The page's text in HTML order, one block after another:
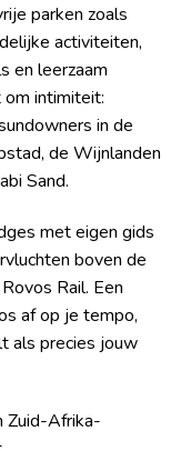
parken zoals
activiteiten,
en leerzaam
om intimiteit:
in de
de Wijnlanden
Sand.
met eigen gids
boven de
Rail. Een
af op je tempo,
als precies jouw
Zuid-Afrika-